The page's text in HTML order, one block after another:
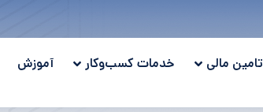
تامین مالی خدمات کسب‌وکار آموزش